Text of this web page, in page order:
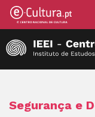
Segurança e